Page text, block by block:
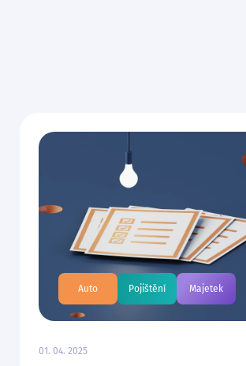
Auto Pojištění Majetek
01. 04. 2025